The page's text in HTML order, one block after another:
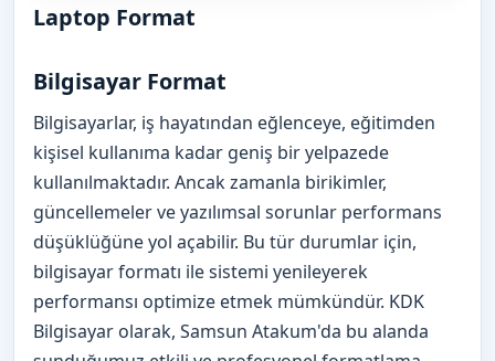
Laptop Format
Bilgisayar Format
Bilgisayarlar, iş hayatından eğlenceye, eğitimden
kişisel kullanıma kadar geniş bir yelpazede
kullanılmaktadır. Ancak zamanla birikimler,
güncellemeler ve yazılımsal sorunlar performans
düşüklüğüne yol açabilir. Bu tür durumlar için,
bilgisayar formatı ile sistemi yenileyerek
performansı optimize etmek mümkündür. KDK
Bilgisayar olarak, Samsun Atakum'da bu alanda